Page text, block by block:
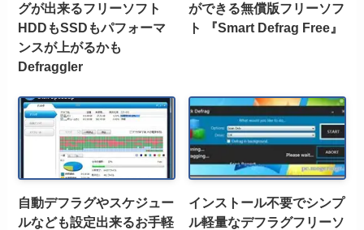
グが出来るフリーソフト
HDDもSSDもパフォーマ
ンスが上がるかも
Defraggler
ができる無償版フリーソフ
ト 『Smart Defrag Free』
自動デフラグやスケジュー
ルなども設定出来るお手軽
インストール不要でシンプ
ル軽量なデフラグフリーソ